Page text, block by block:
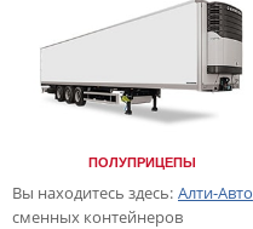
ПОЛУПРИЦЕПЫ
Вы находитесь здесь: Алти-Авто
сменных контейнеров